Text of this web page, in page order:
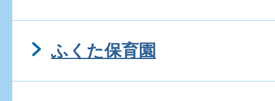
ふくた保育園